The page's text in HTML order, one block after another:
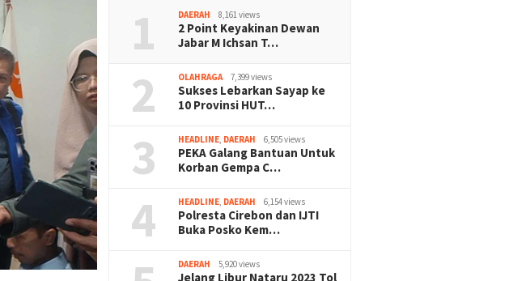
1 DAERAH 8,161 views
2 Point Keyakinan Dewan
Jabar M Ichsan T…
2 OLAHRAGA 7,399 views
Sukses Lebarkan Sayap ke
10 Provinsi HUT…
3 HEADLINE DAERAH 6,505 views
PEKA Galang Bantuan Untuk
Korban Gempa C…
4 HEADLINE DAERAH 6,154 views
Polresta Cirebon dan IJTI
Buka Posko Kem…
DAERAH 5,920 views
Jelang Libur Nataru 2023 Tol